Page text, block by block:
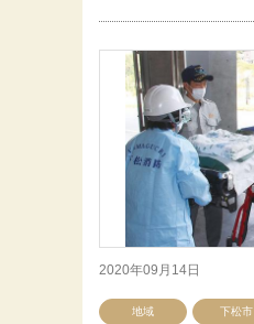
2020年09月14日
地域 下松市